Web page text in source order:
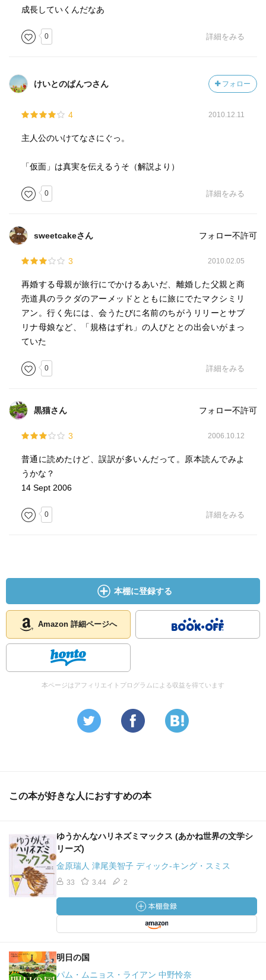
成長していくんだなあ
0 詳細をみる
けいとのぱんつさん フォロー
4 2010.12.11
主人公のいけてなさにぐっ。
「仮面」は真実を伝えるうそ（解説より）
0 詳細をみる
sweetcakeさん フォロー不許可
3 2010.02.05
再婚する母親が旅行にでかけるあいだ、離婚した父親と商
売道具のラクダのアーメッドとともに旅にでたマクシミリ
アン。行く先には、会うたびに名前のちがうリリーとサブ
リナ母娘など、「規格はずれ」の人びととの出会いがまっ
ていた
0 詳細をみる
黒猫さん フォロー不許可
3 2006.10.12
普通に読めたけど、誤訳が多いんだって。原本読んでみよ
うかな？
14 Sept 2006
0 詳細をみる
本棚に登録する
Amazon 詳細ページへ
本ページはアフィリエイトプログラムによる収益を得ています
この本が好きな人におすすめの本
ゆうかんなハリネズミマックス (あかね世界の文学シ
リーズ)
金原瑞人 津尾美智子 ディック‐キング・スミス
33 3.44 2
明日の国
パム・ムニョス・ライアン 中野怜奈